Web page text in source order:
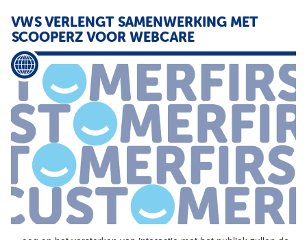
VWS VERLENGT SAMENWERKING MET
SCOOPERZ VOOR WEBCARE